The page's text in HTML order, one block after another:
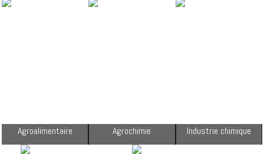
Agroalimentaire Agrochimie Industrie chimique